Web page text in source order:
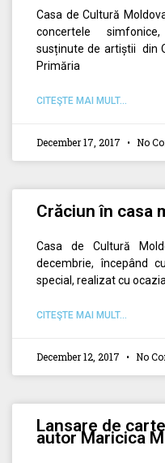
Casa de Cultură
concertele simfonice,
susținute de artiștii din
Primăria
CITEŞTE MAI MULT...
December 17, 2017 No
Crăciun în casa
Casa de Cultură
decembrie, începând
special, realizat cu
CITEŞTE MAI MULT...
December 12, 2017 No
Lansare de
autor Maricica